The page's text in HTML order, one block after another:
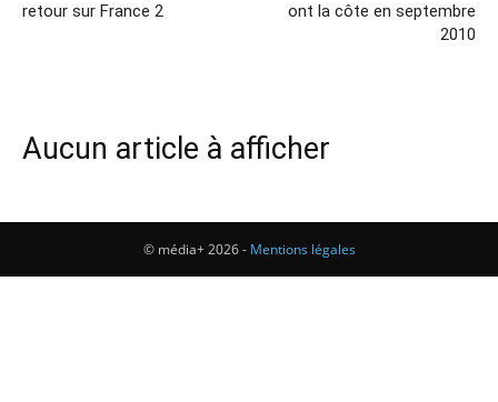
retour sur France 2
ont la côte en septembre
2010
Aucun article à afficher
© média+ 2026 - Mentions légales